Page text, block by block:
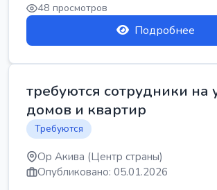
48 просмотров
Подробнее
требуются сотрудники на
домов и квартир
Требуются
Ор Акива (Центр страны)
Опубликовано: 05.01.2026